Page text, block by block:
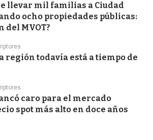
llevar mil familias a Ciudad
ocho propiedades públicas:
del MVOT?
región todavía está a tiempo de
caro para el mercado
spot más alto en doce años